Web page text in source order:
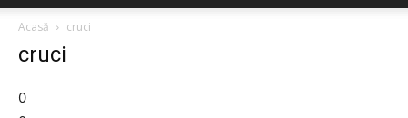
Acasă
cruci
cruci
0